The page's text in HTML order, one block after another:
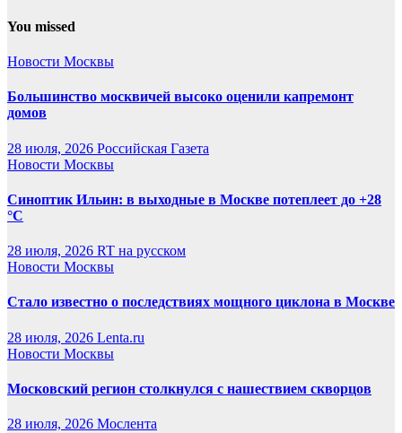
You missed
Новости Москвы
Большинство москвичей высоко оценили капремонт
домов
28 июля, 2026 Российская Газета
Новости Москвы
Синоптик Ильин: в выходные в Москве потеплеет до +28
°C
28 июля, 2026 RT на русском
Новости Москвы
Стало известно о последствиях мощного циклона в Москве
28 июля, 2026 Lenta.ru
Новости Москвы
Московский регион столкнулся с нашествием скворцов
28 июля, 2026 Мослента